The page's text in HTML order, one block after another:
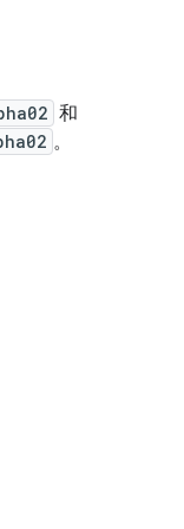
和
。